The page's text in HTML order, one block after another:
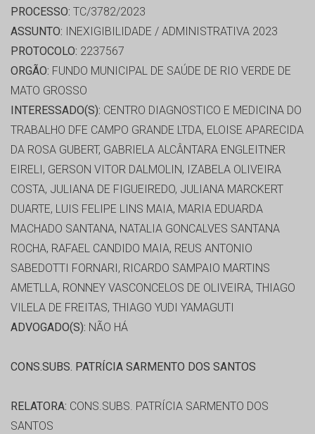
PROCESSO: TC/3782/2023
ASSUNTO: INEXIGIBILIDADE / ADMINISTRATIVA 2023
PROTOCOLO: 2237567
ORGÃO: FUNDO MUNICIPAL DE SAÚDE DE RIO VERDE DE
MATO GROSSO
INTERESSADO(S): CENTRO DIAGNOSTICO E MEDICINA DO
TRABALHO DFE CAMPO GRANDE LTDA, ELOISE APARECIDA
DA ROSA GUBERT, GABRIELA ALCÂNTARA ENGLEITNER
EIRELI, GERSON VITOR DALMOLIN, IZABELA OLIVEIRA
COSTA, JULIANA DE FIGUEIREDO, JULIANA MARCKERT
DUARTE, LUIS FELIPE LINS MAIA, MARIA EDUARDA
MACHADO SANTANA, NATALIA GONCALVES SANTANA
ROCHA, RAFAEL CANDIDO MAIA, REUS ANTONIO
SABEDOTTI FORNARI, RICARDO SAMPAIO MARTINS
AMETLLA, RONNEY VASCONCELOS DE OLIVEIRA, THIAGO
VILELA DE FREITAS, THIAGO YUDI YAMAGUTI
ADVOGADO(S): NÃO HÁ
CONS.SUBS. PATRÍCIA SARMENTO DOS SANTOS
RELATORA: CONS.SUBS. PATRÍCIA SARMENTO DOS
SANTOS